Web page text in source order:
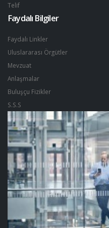
Telif
Faydalı Bilgiler
Faydalı Linkler
Uluslararası Örgütler
Mevzuat
Anlaşmalar
Buluşçu Fizikler
S.S.S